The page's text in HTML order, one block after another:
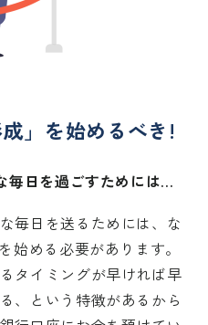
」を始めるべき!
毎日を過ごすためには…
毎日を送るためには、な
始める必要があります。
タイミングが早ければ早
、という特徴があるから